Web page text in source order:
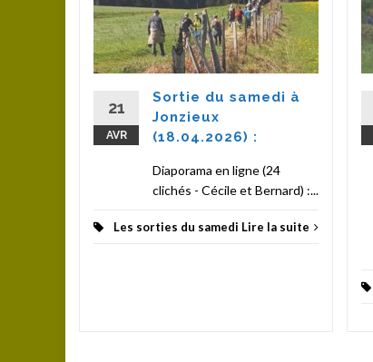
21
AVR
Sortie du samedi à
Jonzieux
(18.04.2026) :
Diaporama en ligne (24
clichés - Cécile et Bernard) :...
Les sorties du samedi Lire la suite